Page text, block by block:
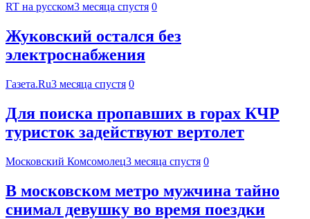
RT на русском3 месяца спустя 0
Жуковский остался без
электроснабжения
Газета.Ru3 месяца спустя 0
Для поиска пропавших в горах КЧР
туристок задействуют вертолет
Московский Комсомолец3 месяца спустя 0
В московском метро мужчина тайно
снимал девушку во время поездки